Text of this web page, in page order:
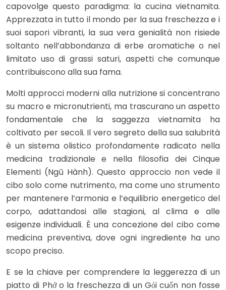
capovolge questo paradigma: la cucina vietnamita.
Apprezzata in tutto il mondo per la sua freschezza e i
suoi sapori vibranti, la sua vera genialità non risiede
soltanto nell’abbondanza di erbe aromatiche o nel
limitato uso di grassi saturi, aspetti che comunque
contribuiscono alla sua fama.
Molti approcci moderni alla nutrizione si concentrano
su macro e micronutrienti, ma trascurano un aspetto
fondamentale che la saggezza vietnamita ha
coltivato per secoli. Il vero segreto della sua salubrità
è un sistema olistico profondamente radicato nella
medicina tradizionale e nella filosofia dei Cinque
Elementi (Ngũ Hành). Questo approccio non vede il
cibo solo come nutrimento, ma come uno strumento
per mantenere l’armonia e l’equilibrio energetico del
corpo, adattandosi alle stagioni, al clima e alle
esigenze individuali. È una concezione del cibo come
medicina preventiva, dove ogni ingrediente ha uno
scopo preciso.
E se la chiave per comprendere la leggerezza di un
piatto di Phở o la freschezza di un Gỏi cuốn non fosse